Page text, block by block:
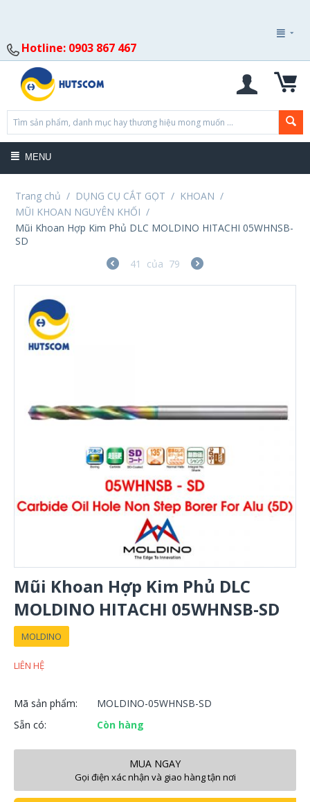
Hotline: 0903 867 467
MENU
Trang chủ / DỤNG CỤ CẮT GỌT / KHOAN /
MŨI KHOAN NGUYÊN KHỐI /
Mũi Khoan Hợp Kim Phủ DLC MOLDINO HITACHI 05WHNSB-
SD
41
của 79
Mũi Khoan Hợp Kim Phủ DLC
MOLDINO HITACHI 05WHNSB-SD
MOLDINO
LIÊN HỆ
Mã sản phẩm:
MOLDINO-05WHNSB-SD
Sẵn có:
Còn hàng
MUA NGAY
Gọi điện xác nhận và giao hàng tận nơi